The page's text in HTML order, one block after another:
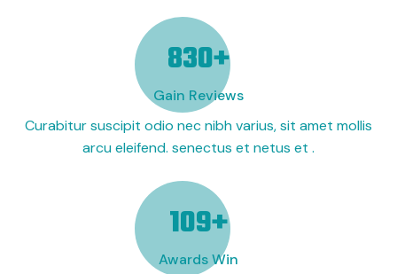
954+
Gain Reviews
Curabitur suscipit odio nec nibh varius, sit amet mollis
arcu eleifend. senectus et netus et .
123+
Awards Win